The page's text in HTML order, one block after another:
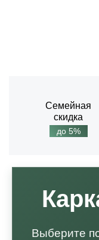
Семейная
скидка
до 5%
Выберите